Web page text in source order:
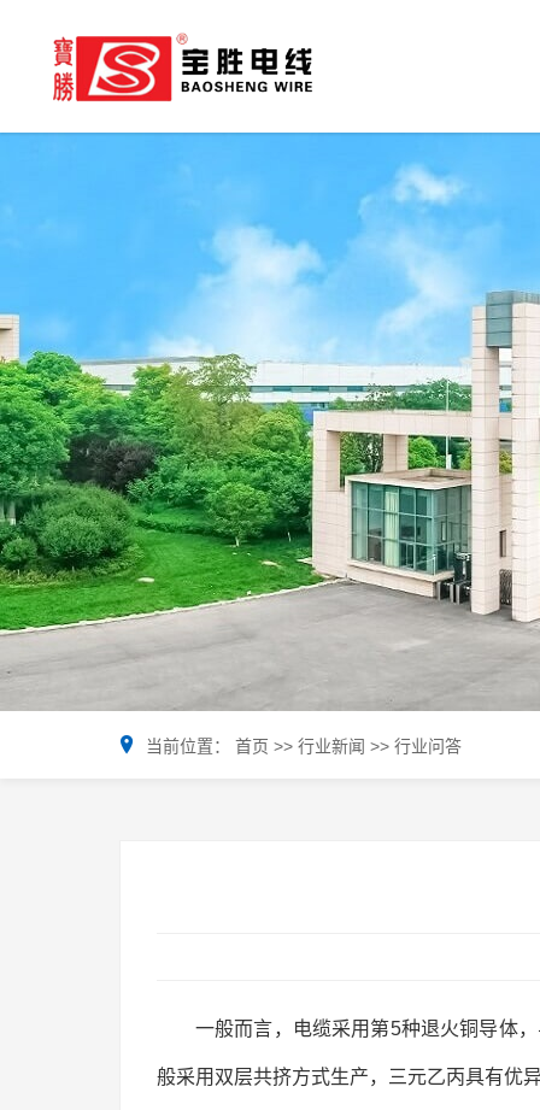
当前位置： 首页 >> 行业新闻 >> 行业问答
一般而言，电缆采用第5种退火铜导体
般采用双层共挤方式生产，三元乙丙具有优